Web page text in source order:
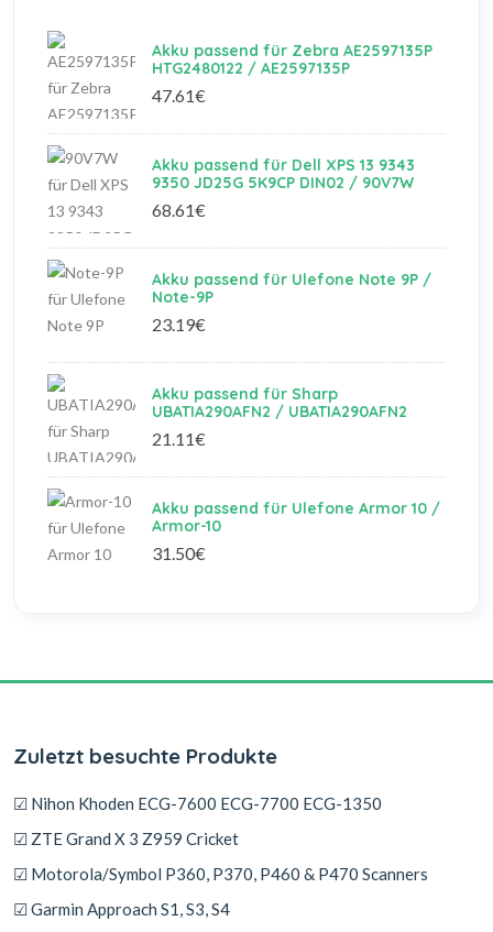
Akku passend für Zebra AE2597135P
HTG2480122 / AE2597135P
47.61€
Akku passend für Dell XPS 13 9343
9350 JD25G 5K9CP DIN02 / 90V7W
68.61€
Akku passend für Ulefone Note 9P /
Note-9P
23.19€
Akku passend für Sharp
UBATIA290AFN2 / UBATIA290AFN2
21.11€
Akku passend für Ulefone Armor 10 /
Armor-10
31.50€
Zuletzt besuchte Produkte
☑ Nihon Khoden ECG-7600 ECG-7700 ECG-1350
☑ ZTE Grand X 3 Z959 Cricket
☑ Motorola/Symbol P360, P370, P460 & P470 Scanners
☑ Garmin Approach S1, S3, S4